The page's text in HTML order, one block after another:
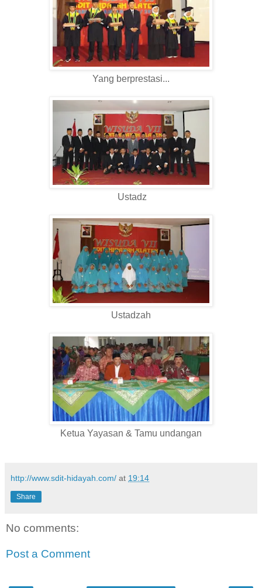
Yang berprestasi...
Ustadz
Ustadzah
Ketua Yayasan & Tamu undangan
http://www.sdit-hidayah.com/ at 19:14
Share
No comments:
Post a Comment